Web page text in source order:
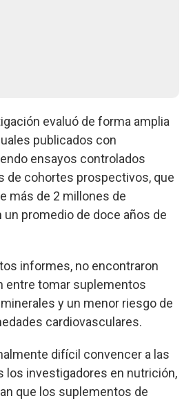
evaluó de forma amplia
publicados con
ensayos controlados
de cohortes prospectivos, que
más de 2 millones de
promedio de doce años de
informes, no encontraron
entre tomar suplementos
y un menor riesgo de
cardiovasculares.
difícil convencer a las
los investigadores en nutrición,
que los suplementos de